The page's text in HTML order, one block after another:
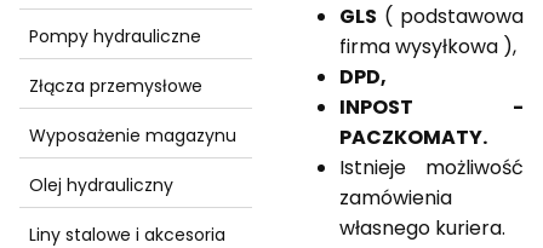
Pompy hydrauliczne
Złącza przemysłowe
Wyposażenie magazynu
Olej hydrauliczny
Liny stalowe i akcesoria
GLS ( podstawowa
firma wysyłkowa ),
DPD,
INPOST -
PACZKOMATY.
Istnieje możliwość
zamówienia
własnego kuriera.